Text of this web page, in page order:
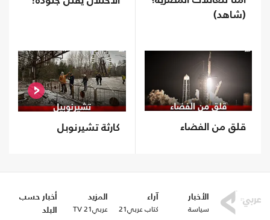
(شاهد)
قلق من الفضاء كارثة تشيرنوبل
الأخبار
سياسة
آراء
كتاب عربي21
المزيد
عربي21 TV
أخبار حسب
البلد